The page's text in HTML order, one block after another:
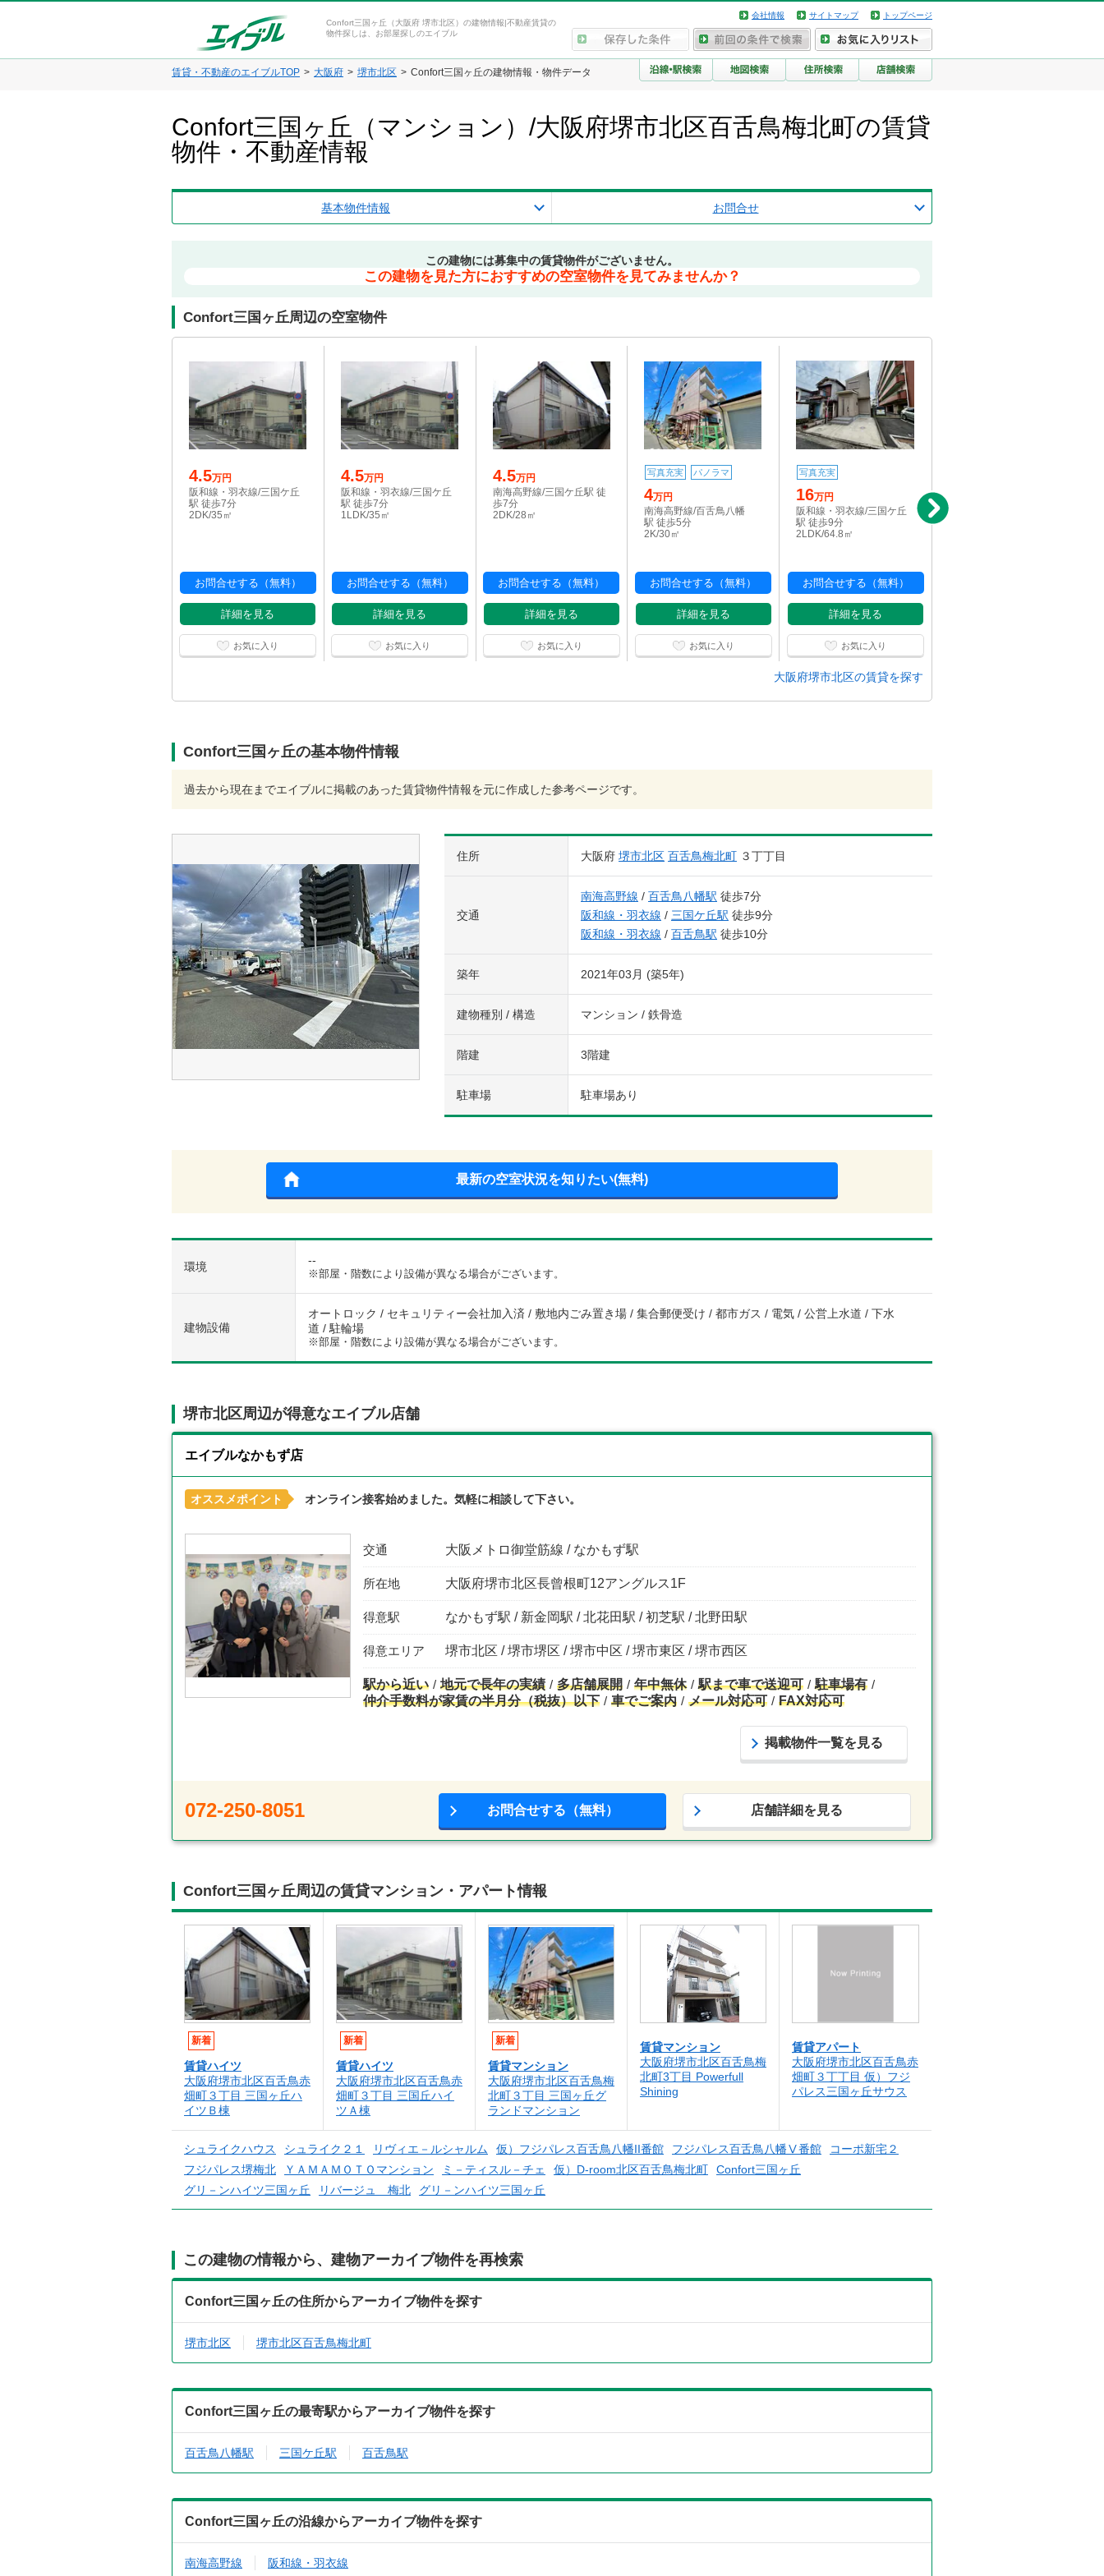
Confort三国ヶ丘（大阪府 堺市北区）の建物情報|不動産賃貸の
物件探しは、お部屋探しのエイブル
会社情報 サイトマップ トップページ
賃貸・不動産のエイブルTOP 大阪府 堺市北区 Confort三国ヶ丘の建物情報・物件データ
Confort三国ヶ丘（マンション）/大阪府堺市北区百舌鳥梅北町の賃貸
物件・不動産情報
基本物件情報 お問合せ
この建物には募集中の賃貸物件がございません。
この建物を見た方におすすめの空室物件を見てみませんか？
Confort三国ヶ丘周辺の空室物件
4.5万円
阪和線・羽衣線/三国ケ丘
駅 徒歩7分
2DK/35㎡
お問合せする（無料）
詳細を見る
お気に入り
4.5万円
阪和線・羽衣線/三国ケ丘
駅 徒歩7分
1LDK/35㎡
お問合せする（無料）
詳細を見る
お気に入り
4.5万円
南海高野線/三国ケ丘駅 徒
歩7分
2DK/28㎡
お問合せする（無料）
詳細を見る
お気に入り
写真充実 パノラマ
4万円
南海高野線/百舌鳥八幡
駅 徒歩5分
2K/30㎡
お問合せする（無料）
詳細を見る
お気に入り
写真充実
16万円
阪和線・羽衣線/三国ケ丘
駅 徒歩9分
2LDK/64.8㎡
お問合せする（無料）
詳細を見る
お気に入り
駅 徒歩7分
1LDK/42㎡
大阪府堺市北区の賃貸を探す
Confort三国ヶ丘の基本物件情報
過去から現在までエイブルに掲載のあった賃貸物件情報を元に作成した参考ページです。
住所 大阪府 堺市北区 百舌鳥梅北町 ３丁丁目
交通
南海高野線 / 百舌鳥八幡駅 徒歩7分
阪和線・羽衣線 / 三国ケ丘駅 徒歩9分
阪和線・羽衣線 / 百舌鳥駅 徒歩10分
築年 2021年03月 (築5年)
建物種別 / 構造 マンション / 鉄骨造
階建 3階建
駐車場 駐車場あり
最新の空室状況を知りたい(無料)
環境 --
※部屋・階数により設備が異なる場合がございます。
建物設備
オートロック / セキュリティー会社加入済 / 敷地内ごみ置き場 / 集合郵便受け / 都市ガス / 電気 / 公営上水道 / 下水
道 / 駐輪場
※部屋・階数により設備が異なる場合がございます。
堺市北区周辺が得意なエイブル店舗
エイブルなかもず店
オススメポイント オンライン接客始めました。気軽に相談して下さい。
交通 大阪メトロ御堂筋線 / なかもず駅
所在地 大阪府堺市北区長曾根町12アングルス1F
得意駅 なかもず駅 / 新金岡駅 / 北花田駅 / 初芝駅 / 北野田駅
得意エリア 堺市北区 / 堺市堺区 / 堺市中区 / 堺市東区 / 堺市西区
駅から近い 地元で長年の実績 多店舗展開 年中無休 駅まで車で送迎可
駐車場有
仲介手数料が家賃の半月分（税抜）以下
車でご案内 メール対応可 FAX対応可
掲載物件一覧を見る
072-250-8051 お問合せする（無料） 店舗詳細を見る
Confort三国ヶ丘周辺の賃貸マンション・アパート情報
新着
賃貸ハイツ
大阪府堺市北区百舌鳥赤
畑町３丁目 三国ヶ丘ハ
イツＢ棟
新着
賃貸ハイツ
大阪府堺市北区百舌鳥赤
畑町３丁目 三国丘ハイ
ツＡ棟
新着
賃貸マンション
大阪府堺市北区百舌鳥梅
北町３丁目 三国ヶ丘グ
ランドマンション
賃貸マンション
大阪府堺市北区百舌鳥梅
北町3丁目 Powerfull
Shining
賃貸アパート
大阪府堺市北区百舌鳥赤
畑町３丁丁目 仮）フジ
パレス三国ヶ丘サウス
シュライクハウス シュライク２１ リヴィエ－ルシャルム 仮）フジパレス百舌鳥八幡II番館 フジパレス百舌鳥八幡Ⅴ番館
コーポ新宅２
フジパレス堺梅北
ＹＡＭＡＭＯＴＯマンション ミ－ティスル－チェ 仮）D-room北区百舌鳥梅北町
Confort三国ヶ丘
グリ－ンハイツ三国ヶ丘
リバージュ 梅北 グリ－ンハイツ三国ヶ丘
この建物の情報から、建物アーカイブ物件を再検索
Confort三国ヶ丘の住所からアーカイブ物件を探す
堺市北区 堺市北区百舌鳥梅北町
Confort三国ヶ丘の最寄駅からアーカイブ物件を探す
百舌鳥八幡駅 三国ケ丘駅 百舌鳥駅
Confort三国ヶ丘の沿線からアーカイブ物件を探す
南海高野線 阪和線・羽衣線